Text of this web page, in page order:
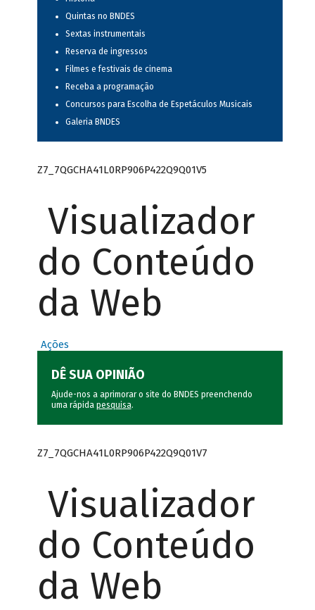
Quintas no BNDES
Sextas instrumentais
Reserva de ingressos
Filmes e festivais de cinema
Receba a programação
Concursos para Escolha de Espetáculos Musicais
Galeria BNDES
Z7_7QGCHA41L0RP906P422Q9Q01V5
Visualizador
do Conteúdo
da Web
Ações
DÊ SUA OPINIÃO
Ajude-nos a aprimorar o site do BNDES preenchendo
uma rápida pesquisa.
Z7_7QGCHA41L0RP906P422Q9Q01V7
Visualizador
do Conteúdo
da Web